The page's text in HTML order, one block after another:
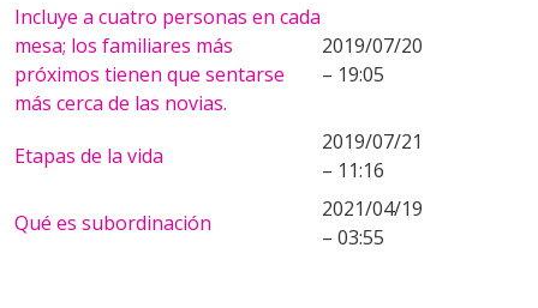
Incluye a cuatro personas en cada
mesa; los familiares más
próximos tienen que sentarse
más cerca de las novias.
2019/07/20
– 19:05
Etapas de la vida
2019/07/21
– 11:16
Qué es subordinación
2021/04/19
– 03:55